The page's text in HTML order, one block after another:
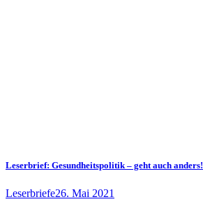
Leserbrief: Gesundheitspolitik – geht auch anders!
Leserbriefe26. Mai 2021